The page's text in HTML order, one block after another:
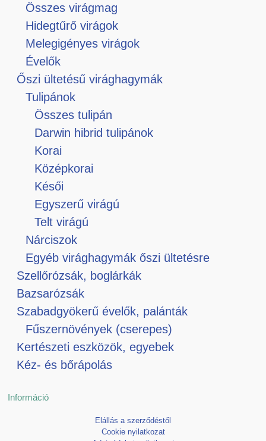
Összes virágmag
Hidegtűrő virágok
Melegigényes virágok
Évelők
Őszi ültetésű virághagymák
Tulipánok
Összes tulipán
Darwin hibrid tulipánok
Korai
Középkorai
Késői
Egyszerű virágú
Telt virágú
Nárciszok
Egyéb virághagymák őszi ültetésre
Szellőrózsák, boglárkák
Bazsarózsák
Szabadgyökerű évelők, palánták
Fűszernövények (cserepes)
Kertészeti eszközök, egyebek
Kéz- és bőrápolás
Információ
Elállás a szerződéstől
Cookie nyilatkozat